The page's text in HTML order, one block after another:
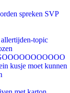
spreken SVP
topic
kusje moet kunnen